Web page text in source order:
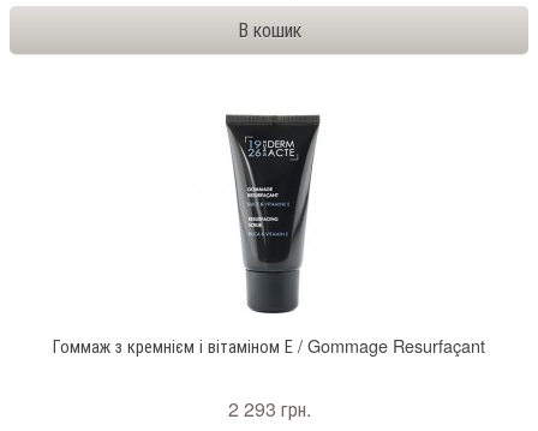
Гоммаж з кремнієм і вітаміном Е / Gommage Resurfaçant
2 293 грн.